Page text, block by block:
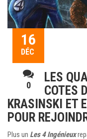
16
DÉC
0
LES
COTES
KRASINSKI ET
POUR
Plus un Les 4 Ingénieux